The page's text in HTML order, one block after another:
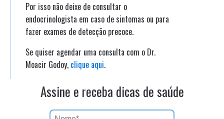
Por isso não deixe de consultar o
endocrinologista em caso de sintomas ou para
fazer exames de detecção precoce.
Se quiser agendar uma consulta com o Dr.
Moacir Godoy, clique aqui.
Assine e receba dicas de saúde